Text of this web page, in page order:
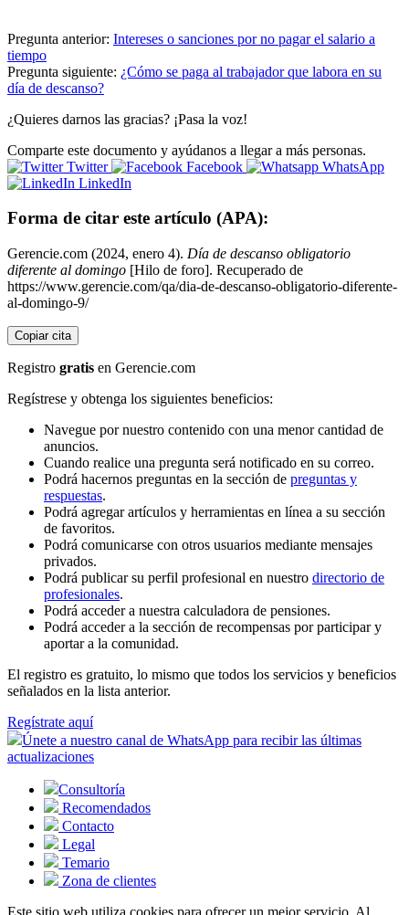
Pregunta anterior: Intereses o sanciones por no pagar el salario a
tiempo
Pregunta siguiente: ¿Cómo se paga al trabajador que labora en su
día de descanso?
¿Quieres darnos las gracias? ¡Pasa la voz!
Comparte este documento y ayúdanos a llegar a más personas.
Twitter
Facebook
WhatsApp
LinkedIn
Forma de citar este artículo (APA):
Gerencie.com (2024, enero 4). Día de descanso obligatorio
diferente al domingo [Hilo de foro]. Recuperado de
https://www.gerencie.com/qa/dia-de-descanso-obligatorio-diferente-
al-domingo-9/
Copiar cita
Registro gratis en Gerencie.com
Regístrese y obtenga los siguientes beneficios:
Navegue por nuestro contenido con una menor cantidad de
anuncios.
Cuando realice una pregunta será notificado en su correo.
Podrá hacernos preguntas en la sección de preguntas y
respuestas.
Podrá agregar artículos y herramientas en línea a su sección
de favoritos.
Podrá comunicarse con otros usuarios mediante mensajes
privados.
Podrá publicar su perfil profesional en nuestro directorio de
profesionales.
Podrá acceder a nuestra calculadora de pensiones.
Podrá acceder a la sección de recompensas por participar y
aportar a la comunidad.
El registro es gratuito, lo mismo que todos los servicios y beneficios
señalados en la lista anterior.
Regístrate aquí
Únete a nuestro canal de WhatsApp para recibir las últimas
actualizaciones
Consultoría
Recomendados
Contacto
Legal
Temario
Zona de clientes